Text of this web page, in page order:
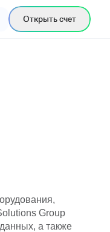
Открыть счет
Group
а также